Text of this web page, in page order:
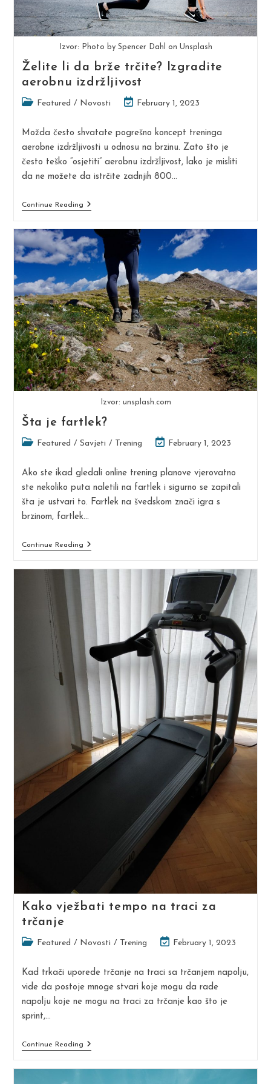
Izvor: Photo by Spencer Dahl on Unsplash
Želite li da brže trčite? Izgradite
aerobnu izdržljivost
PostFeatured / Novosti
Post
modified:
February 1, 2023
Možda često shvatate pogrešno koncept treninga
aerobne izdržljivosti u odnosu na brzinu. Zato što je
često teško “osjetiti” aerobnu izdržljivost, lako je misliti
da ne možete da istrčite zadnjih 800…
Continue ReadingŽelite
Brže
Trčite?
Izgradite
Aerobnu
Izdržljivost
Izvor: unsplash.com
Šta je fartlek?
PostFeatured / Savjeti / Trening
Post
modified:
February 1, 2023
Ako ste ikad gledali online trening planove vjerovatno
ste nekoliko puta naletili na fartlek i sigurno se zapitali
šta je ustvari to. Fartlek na švedskom znači igra s
brzinom, fartlek…
Continue ReadingŠta
Kako vježbati tempo na traci za
trčanje
PostFeatured / Novosti / Trening
Post
modified:
February 1, 2023
Kad trkači uporede trčanje na traci sa trčanjem napolju,
vide da postoje mnoge stvari koje mogu da rade
napolju koje ne mogu na traci za trčanje kao što je
sprint,…
Continue ReadingKako